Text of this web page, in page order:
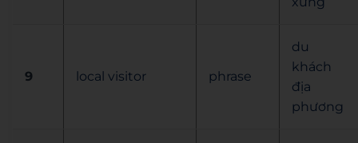
9 local visitor phrase
du
khách
địa
phương